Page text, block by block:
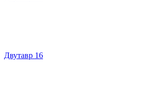
Двутавр 16